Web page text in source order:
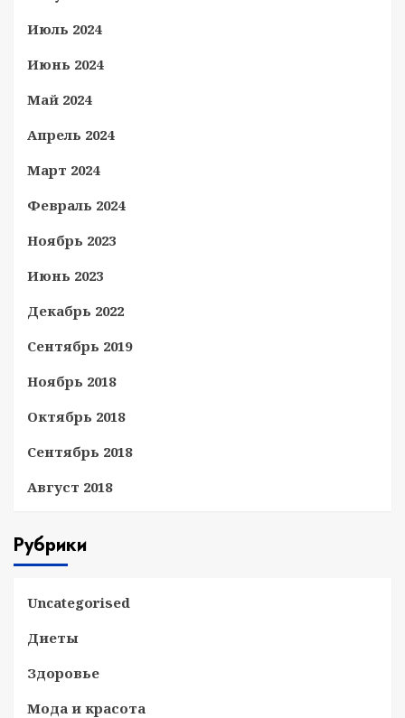
Июль 2024
Июнь 2024
Май 2024
Апрель 2024
Март 2024
Февраль 2024
Ноябрь 2023
Июнь 2023
Декабрь 2022
Сентябрь 2019
Ноябрь 2018
Октябрь 2018
Сентябрь 2018
Август 2018
Рубрики
Uncategorised
Диеты
Здоровье
Мода и красота